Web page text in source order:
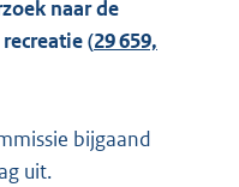
naar de
(29 659,
bijgaand
uit.